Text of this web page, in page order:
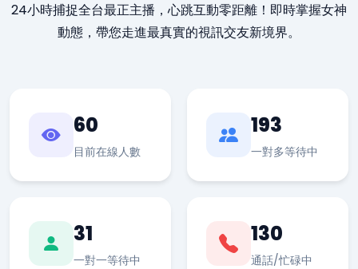
24小時捕捉全台最正主播，心跳互動零距離！即時掌握女神
動態，帶您走進最真實的視訊交友新境界。
60
目前在線人數
193
一對多等待中
31
一對一等待中
130
通話/忙碌中